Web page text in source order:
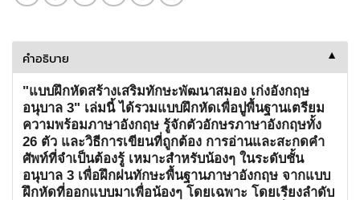
คำอธิบาย ▼
"แบบฝึกหัดสร้างเสริมทักษะพัฒนาสมอง เก่งอังกฤษ
อนุบาล 3" เล่มนี้ ได้รวมแบบฝึกหัดเพื่อปูพื้นฐานเตรียม
ความพร้อมภาษาอังกฤษ รู้จักตัวอักษรภาษาอังกฤษทั้ง
26 ตัว และวิธีการเขียนที่ถูกต้อง การอ่านและสะกดคำ
ศัพท์ที่จำเป็นต้องรู้ เหมาะสำหรับน้องๆ ในระดับชั้น
อนุบาล 3 เพื่อฝึกฝนทักษะพื้นฐานภาษาอังกฤษ จากแบบ
ฝึกหัดที่ออกแบบมาเพื่อน้องๆ โดยเฉพาะ โดยเรียงลำดับ